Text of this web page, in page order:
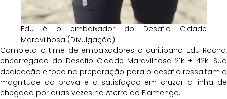
Edu é o embaixador do Desafio Cidade
Maravilhosa (Divulgação)
Completa o time de embaixadores o curitibano Edu Rocha,
encarregado do Desafio Cidade Maravilhosa 21k + 42k. Sua
dedicação e foco na preparação para o desafio ressaltam a
magnitude da prova e a satisfação em cruzar a linha de
chegada por duas vezes no Aterro do Flamengo.